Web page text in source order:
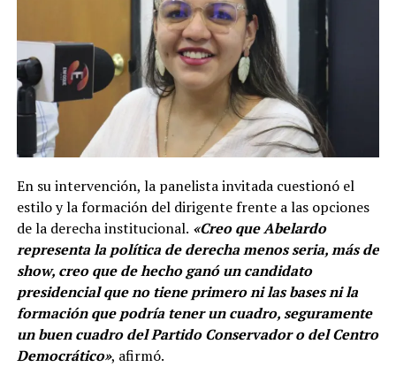
En su intervención, la panelista invitada cuestionó el
estilo y la formación del dirigente frente a las opciones
de la derecha institucional. «Creo que Abelardo
representa la política de derecha menos seria, más de
show, creo que de hecho ganó un candidato
presidencial que no tiene primero ni las bases ni la
formación que podría tener un cuadro, seguramente
un buen cuadro del Partido Conservador o del Centro
Democrático», afirmó.